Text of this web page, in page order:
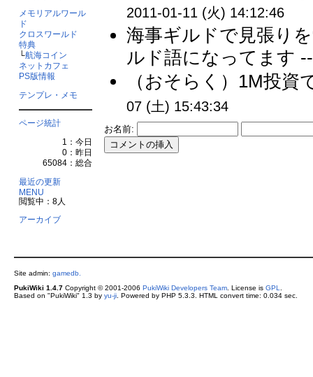
メモリアルワール
ド
クロスワールド
特典
└航海コイン
ネットカフェ
PS版情報
テンプレ・メモ
ページ統計
1：今日
0：昨日
65084：総合
最近の更新
MENU
閲覧中：8人
アーカイブ
2011-01-11 (火) 14:12:46
海事ギルドで見張り
ルド語になってます
（おそらく）1M投
07 (土) 15:43:34
お名前:
Site admin: gamedb.
PukiWiki 1.4.7Copyright © 2001-2006 PukiWiki Developers Team. License is GPL
Based on "PukiWiki" 1.3 by yu-ji. Powered by PHP 5.3.3. HTML convert time: 0.034 sec.